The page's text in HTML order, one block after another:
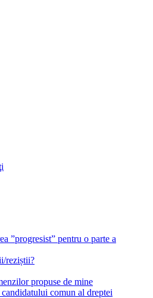
”progresist” pentru o parte a
reziștii?
propuse de mine
comun al dreptei